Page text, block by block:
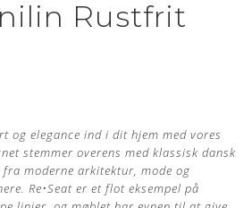
Rustfrit
og elegance ind i dit hjem med vores
stemmer overens med klassisk dansk
moderne arkitektur, mode og
Re•Seat er et flot eksempel på